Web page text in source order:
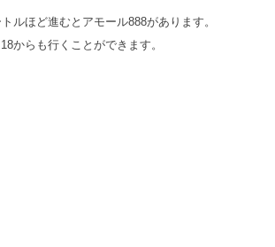
ルほど進むとアモール888があります。
からも行くことができます。